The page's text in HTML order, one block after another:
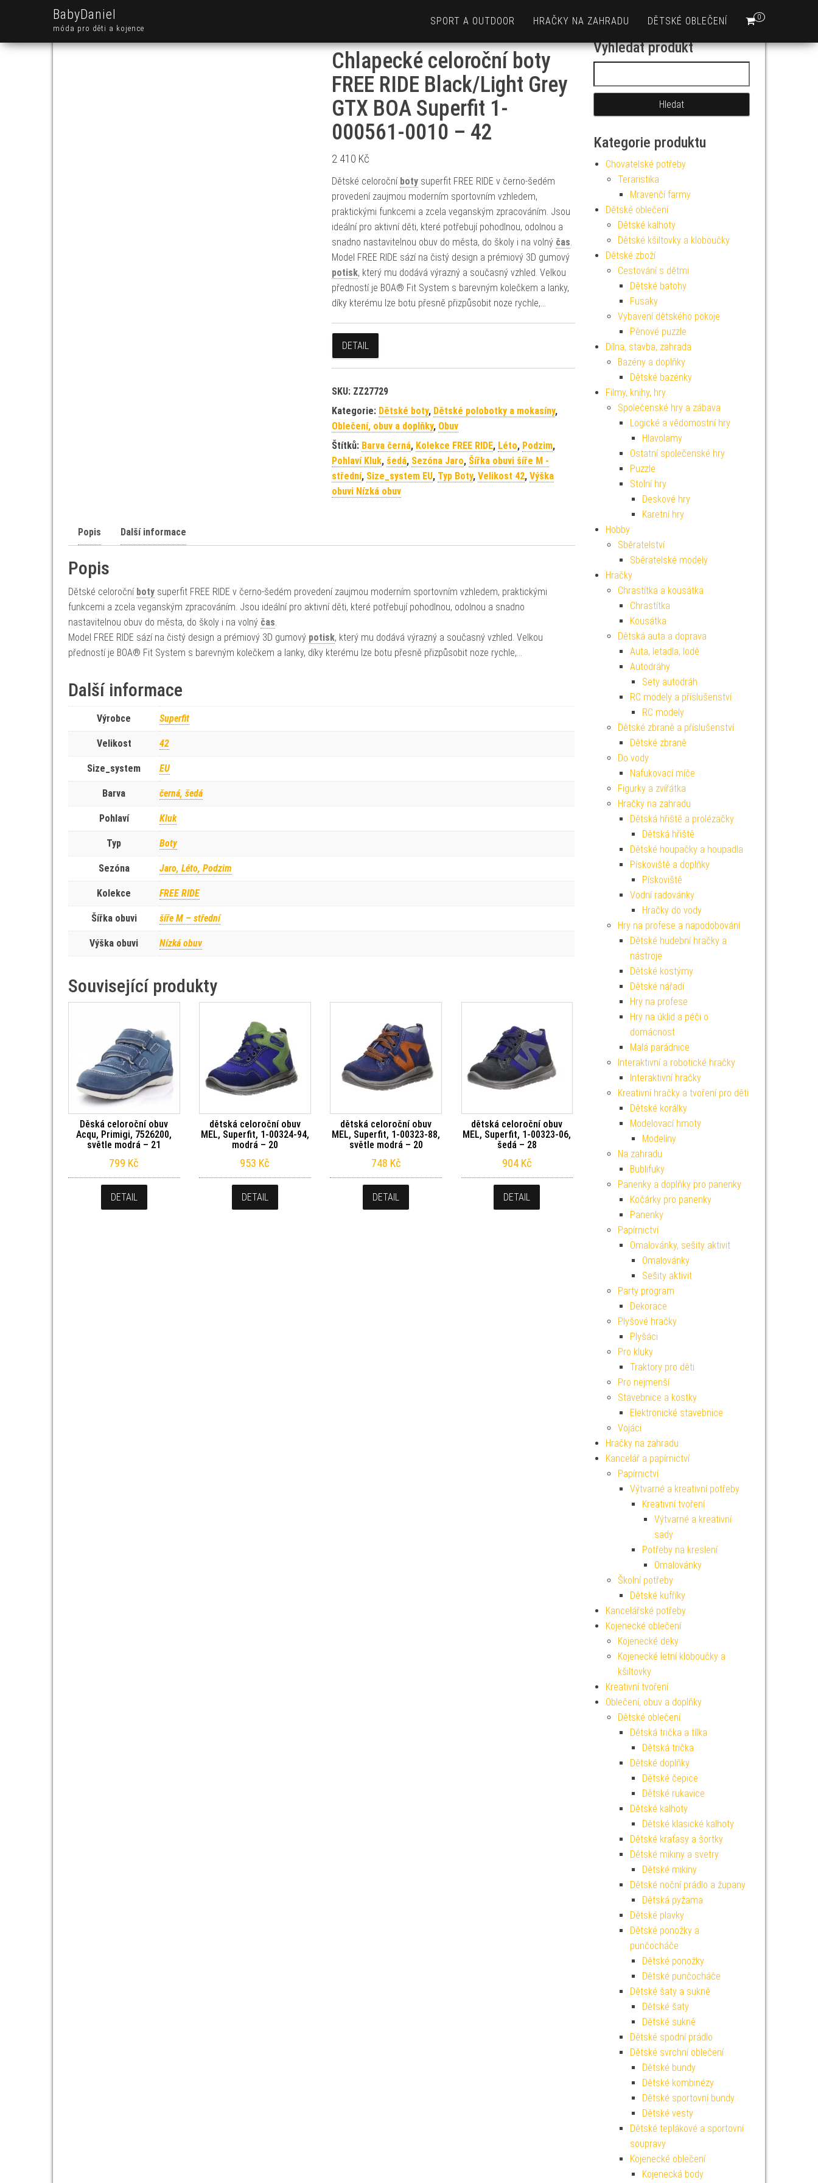
BabyDaniel
móda pro děti a kojence
0
SPORT A OUTDOOR HRAČKY NA ZAHRADU DĚTSKÉ OBLEČENÍ
Chlapecké celoroční boty
FREE RIDE Black/Light Grey
GTX BOA Superfit 1-
000561-0010 – 42
2 410 Kč
Dětské celoroční botysuperfit FREE RIDE v černo-šedém
provedení zaujmou moderním sportovním vzhledem,
praktickými funkcemi a zcela veganským zpracováním. Jsou
ideální pro aktivní děti, které potřebují pohodlnou, odolnou a
snadno nastavitelnou obuv do města, do školy i na volný čas.
Model FREE RIDE sází na čistý design a prémiový 3D gumový
potisk, který mu dodává výrazný a současný vzhled. Velkou
předností je BOA® Fit System s barevným kolečkem a lanky,
díky kterému lze botu přesně přizpůsobit noze rychle,…
DETAIL
SKU: ZZ27729
Kategorie: Dětské boty, Dětské polobotky a mokasíny,
Oblečení, obuv a doplňky, Obuv
Štítků: Barva černá, Kolekce FREE RIDE, Léto, Podzim,
Pohlaví Kluk, šedá, Sezóna Jaro, Šířka obuvi šíře M -
střední, Size_system EU, Typ Boty, Velikost 42, Výška
obuvi Nízká obuv
Popis Další informace
Popis
Dětské celoroční boty superfit FREE RIDE v černo-šedém provedení zaujmou moderním sportovním vzhledem, praktickými
funkcemi a zcela veganským zpracováním. Jsou ideální pro aktivní děti, které potřebují pohodlnou, odolnou a snadno
nastavitelnou obuv do města, do školy i na volný čas.
Model FREE RIDE sází na čistý design a prémiový 3D gumový potisk, který mu dodává výrazný a současný vzhled. Velkou
předností je BOA® Fit System s barevným kolečkem a lanky, díky kterému lze botu přesně přizpůsobit noze rychle,…
Další informace
Výrobce Superfit
Velikost 42
Size_system EU
Barva černá, šedá
Pohlaví Kluk
Typ Boty
Sezóna Jaro, Léto, Podzim
Kolekce FREE RIDE
Šířka obuvi šíře M – střední
Výška obuvi Nízká obuv
Související produkty
Děská celoroční obuv
Acqu, Primigi, 7526200,
světle modrá – 21
799 Kč
DETAIL
dětská celoroční obuv
MEL, Superfit, 1-00324-94,
modrá – 20
953 Kč
DETAIL
dětská celoroční obuv
MEL, Superfit, 1-00323-88,
světle modrá – 20
748 Kč
DETAIL
dětská celoroční obuv
MEL, Superfit, 1-00323-06,
šedá – 28
904 Kč
DETAIL
Vyhledat produkt
Kategorie produktu
Chovatelské potřeby
Teraristika
Mravenčí farmy
Dětské oblečení
Dětské kalhoty
Dětské kšiltovky a kloboučky
Dětské zboží
Cestování s dětmi
Dětské batohy
Fusaky
Vybavení dětského pokoje
Pěnové puzzle
Dílna, stavba, zahrada
Bazény a doplňky
Dětské bazénky
Filmy, knihy, hry
Společenské hry a zábava
Logické a vědomostní hry
Hlavolamy
Ostatní společenské hry
Puzzle
Stolní hry
Deskové hry
Karetní hry
Hobby
Sběratelství
Sběratelské modely
Hračky
Chrastítka a kousátka
Chrastítka
Kousátka
Dětská auta a doprava
Auta, letadla, lodě
Autodráhy
Sety autodráh
RC modely a příslušenství
RC modely
Dětské zbraně a příslušenství
Dětské zbraně
Do vody
Nafukovací míče
Figurky a zvířátka
Hračky na zahradu
Dětská hřiště a prolézačky
Dětská hřiště
Dětské houpačky a houpadla
Pískoviště a doplňky
Pískoviště
Vodní radovánky
Hračky do vody
Hry na profese a napodobování
Dětské hudební hračky a
nástroje
Dětské kostýmy
Dětské nářadí
Hry na profese
Hry na úklid a péči o
domácnost
Malá parádnice
Interaktivní a robotické hračky
Interaktivní hračky
Kreativní hračky a tvoření pro děti
Dětské korálky
Modelovací hmoty
Modelíny
Na zahradu
Bublifuky
Panenky a doplňky pro panenky
Kočárky pro panenky
Panenky
Papírnictví
Omalovánky, sešity aktivit
Omalovánky
Sešity aktivit
Party program
Dekorace
Plyšové hračky
Plyšáci
Pro kluky
Traktory pro děti
Pro nejmenší
Stavebnice a kostky
Elektronické stavebnice
Vojáci
Hračky na zahradu
Kancelář a papírnictví
Papírnictví
Výtvarné a kreativní potřeby
Kreativní tvoření
Výtvarné a kreativní
sady
Potřeby na kreslení
Omalovánky
Školní potřeby
Dětské kufříky
Kancelářské potřeby
Kojenecké oblečení
Kojenecké deky
Kojenecké letní kloboučky a
kšiltovky
Kreativní tvoření
Oblečení, obuv a doplňky
Dětské oblečení
Dětská trička a tílka
Dětská trička
Dětské doplňky
Dětské čepice
Dětské rukavice
Dětské kalhoty
Dětské klasické kalhoty
Dětské kraťasy a šortky
Dětské mikiny a svetry
Dětské mikiny
Dětské noční prádlo a župany
Dětská pyžama
Dětské plavky
Dětské ponožky a
punčocháče
Dětské ponožky
Dětské punčocháče
Dětské šaty a sukně
Dětské šaty
Dětské sukně
Dětské spodní prádlo
Dětské svrchní oblečení
Dětské bundy
Dětské kombinézy
Dětské sportovní bundy
Dětské vesty
Dětské teplákové a sportovní
soupravy
Kojenecké oblečení
Kojenecká body